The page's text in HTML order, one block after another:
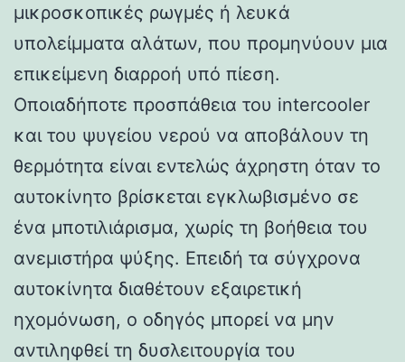
μικροσκοπικές ρωγμές ή λευκά
υπολείμματα αλάτων, που προμηνύουν μια
επικείμενη διαρροή υπό πίεση.
Οποιαδήποτε προσπάθεια του intercooler
και του ψυγείου νερού να αποβάλουν τη
θερμότητα είναι εντελώς άχρηστη όταν το
αυτοκίνητο βρίσκεται εγκλωβισμένο σε
ένα μποτιλιάρισμα, χωρίς τη βοήθεια του
ανεμιστήρα ψύξης. Επειδή τα σύγχρονα
αυτοκίνητα διαθέτουν εξαιρετική
ηχομόνωση, ο οδηγός μπορεί να μην
αντιληφθεί τη δυσλειτουργία του